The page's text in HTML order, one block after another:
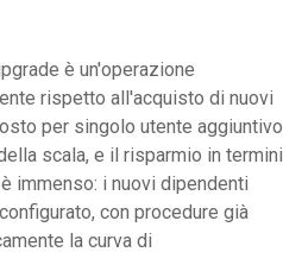
è un'operazione
rispetto all'acquisto di nuovi
per singolo utente aggiuntivo
scala, e il risparmio in termini
è immenso: i nuovi dipendenti
con procedure già
la curva di